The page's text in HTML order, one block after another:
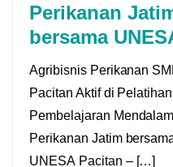
Perikanan
bersama
Agribisnis Perikanan
Pacitan Aktif di Pelatihan
Pembelajaran
Perikanan Jatim
UNESA Pacitan – […]